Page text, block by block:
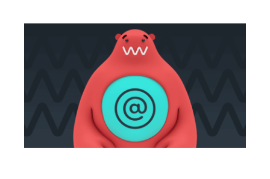
nové
přihlašovací
rozhraní
pro
maily